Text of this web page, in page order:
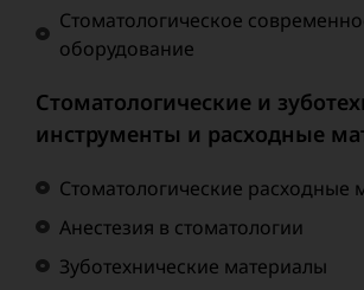
Стоматологическое
оборудование
Стоматологические и
инструменты и расходные
Стоматологические расходные
Анестезия в стоматологии
Зуботехнические материалы